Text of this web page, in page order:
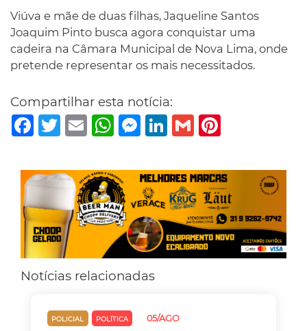
Viúva e mãe de duas filhas, Jaqueline Santos
Joaquim Pinto busca agora conquistar uma
cadeira na Câmara Municipal de Nova Lima, onde
pretende representar os mais necessitados.
Compartilhar esta notícia:
Facebook
TwitterEmail WhatsAppMessenger
LinkedIn
Gmail
Notícias relacionadas
POLICIAL POLÍTICA 05/AGO